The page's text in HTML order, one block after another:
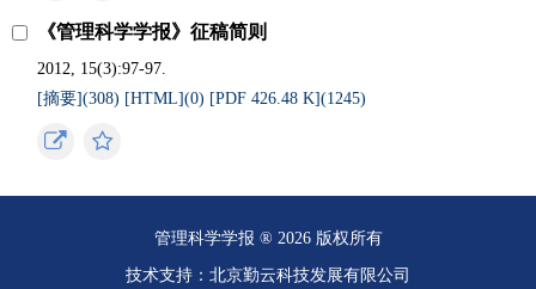
《管理科学学报》征稿简则
2012, 15(3):97-97.
[摘要](308) [HTML](0) [PDF 426.48 K](1245)
管理科学学报 ® 2026 版权所有
技术支持：北京勤云科技发展有限公司